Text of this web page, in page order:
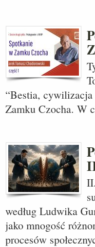
“Bestia, cywilizacja
Zamku Czocha. W
według Ludwika
jako mnogość
procesów